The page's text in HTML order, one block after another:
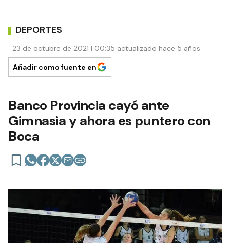
DEPORTES
23 de octubre de 2021 | 00:35 actualizado hace 5 años
Añadir como fuente en
Banco Provincia cayó ante
Gimnasia y ahora es puntero con
Boca